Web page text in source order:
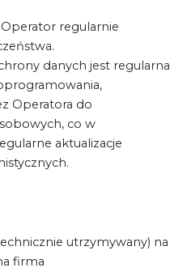
regularnie
danych jest regularna
Operatora do
co w
aktualizacje
utrzymywany) na
firma